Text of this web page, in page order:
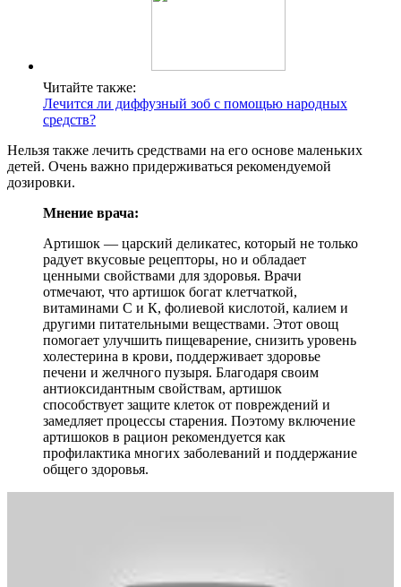
Читайте также:
Лечится ли диффузный зоб с помощью народных
средств?
Нельзя также лечить средствами на его основе маленьких
детей. Очень важно придерживаться рекомендуемой
дозировки.
Мнение врача:
Артишок — царский деликатес, который не только
радует вкусовые рецепторы, но и обладает
ценными свойствами для здоровья. Врачи
отмечают, что артишок богат клетчаткой,
витаминами С и К, фолиевой кислотой, калием и
другими питательными веществами. Этот овощ
помогает улучшить пищеварение, снизить уровень
холестерина в крови, поддерживает здоровье
печени и желчного пузыря. Благодаря своим
антиоксидантным свойствам, артишок
способствует защите клеток от повреждений и
замедляет процессы старения. Поэтому включение
артишоков в рацион рекомендуется как
профилактика многих заболеваний и поддержание
общего здоровья.